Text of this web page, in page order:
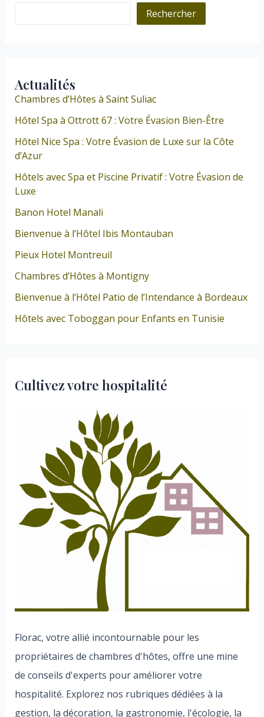
Rechercher
Actualités
Chambres d’Hôtes à Saint Suliac
Hôtel Spa à Ottrott 67 : Votre Évasion Bien-Être
Hôtel Nice Spa : Votre Évasion de Luxe sur la Côte
d’Azur
Hôtels avec Spa et Piscine Privatif : Votre Évasion de
Luxe
Banon Hotel Manali
Bienvenue à l’Hôtel Ibis Montauban
Pieux Hotel Montreuil
Chambres d’Hôtes à Montigny
Bienvenue à l’Hôtel Patio de l’Intendance à Bordeaux
Hôtels avec Toboggan pour Enfants en Tunisie
Cultivez votre hospitalité
Florac, votre allié incontournable pour les
propriétaires de chambres d'hôtes, offre une mine
de conseils d'experts pour améliorer votre
hospitalité. Explorez nos rubriques dédiées à la
gestion, la décoration, la gastronomie, l'écologie, la